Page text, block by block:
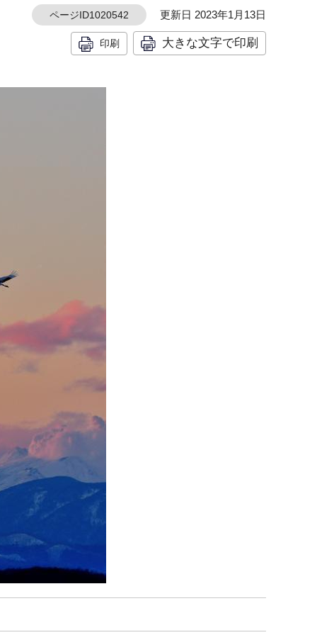
ページID1020542 更新日 2023年1月13日
印刷 大きな文字で印刷